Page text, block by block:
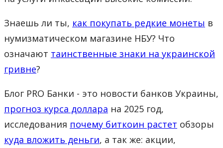
Знаешь ли ты, как покупать редкие монеты в
нумизматическом магазине НБУ? Что
означают таинственные знаки на украинской
гривне?
Блог PRO Банки - это новости банков Украины,
прогноз курса доллара на 2025 год,
исследования почему биткоин растет обзоры
куда вложить деньги, а так же: акции,